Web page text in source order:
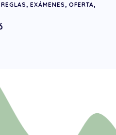
, EXÁMENES , OFERTA,